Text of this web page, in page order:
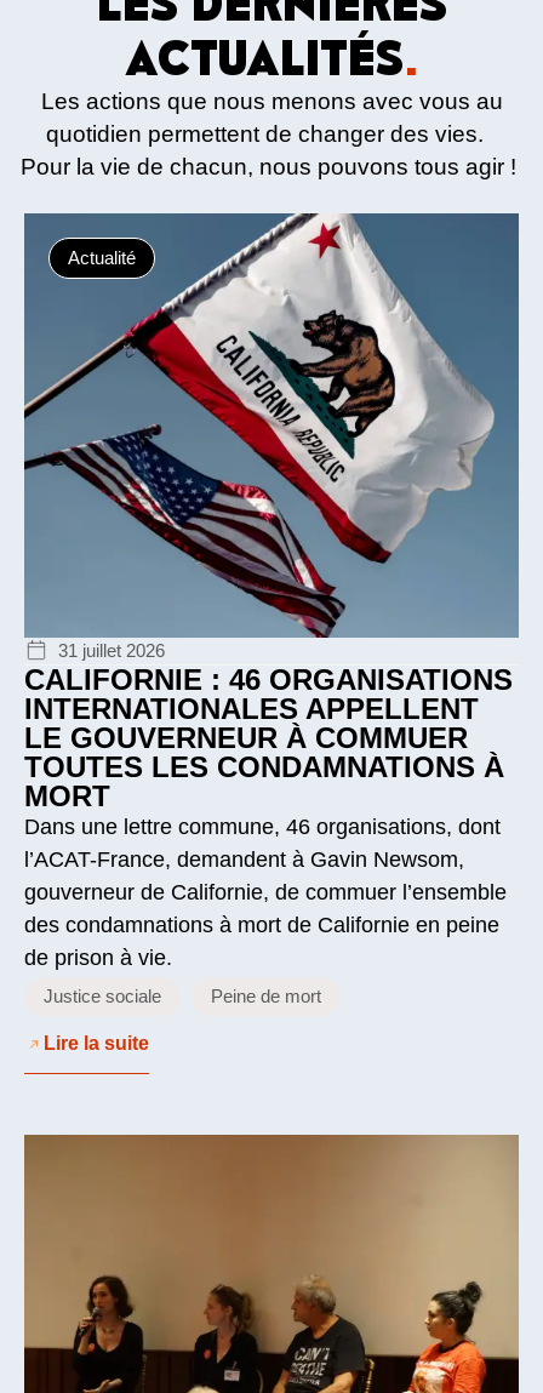
ACTUALITÉS.
Les actions que nous menons avec vous au
quotidien permettent de changer des vies.
Pour la vie de chacun, nous pouvons tous agir !
Actualité
31 juillet 2026
CALIFORNIE : 46 ORGANISATIONS
INTERNATIONALES APPELLENT
LE GOUVERNEUR À COMMUER
TOUTES LES CONDAMNATIONS À
MORT
Dans une lettre commune, 46 organisations, dont
l’ACAT-France, demandent à Gavin Newsom,
gouverneur de Californie, de commuer l’ensemble
des condamnations à mort de Californie en peine
de prison à vie.
Justice sociale Peine de mort
Lire la suite